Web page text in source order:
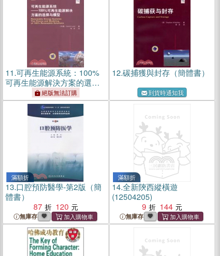
11.可再生能源系統：100%
可再生能源解決方案的選擇
與模型（簡體書）
絕版無法訂購
12.碳捕獲與封存（簡體書）
到貨時通知我
滿額折
13.口腔預防醫學-第2版（簡
體書）
87
120
無庫存
滿額折
14.全新陝西縱橫遊
(12504205)
9
144
無庫存